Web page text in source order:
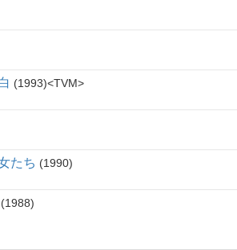
1993 TVM
たち 1990
1988